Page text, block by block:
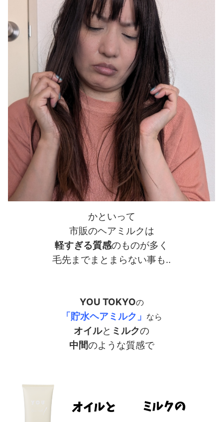
かといって
市販のヘアミルクは
軽すぎる質感のものが多く
毛先までまとまらない事も‥
YOU TOKYOの
「貯水ヘアミルク」 なら
オイルと ミルクの
中間のような質感で